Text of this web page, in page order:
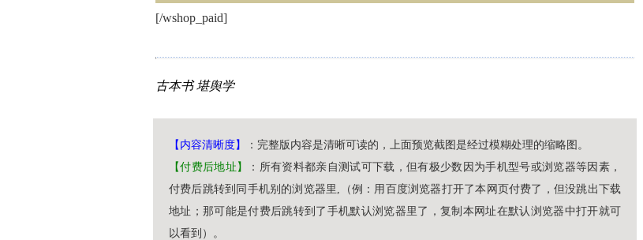
[/wshop_paid]
古本书 堪舆学
【内容清晰度】
：完整版内容是清晰可读的，上面预览截图是经过模糊处理的缩略图。
【付费后地址】
：所有资料都亲自测试可下载，但有极少数因为手机型号或浏览器等因素，
付费后跳转到同手机别的浏览器里,（例：用百度浏览器打开了本网页付费了，但没跳出下载
地址；那可能是付费后跳转到了手机默认浏览器里了，复制本网址在默认浏览器中打开就可
以看到）。